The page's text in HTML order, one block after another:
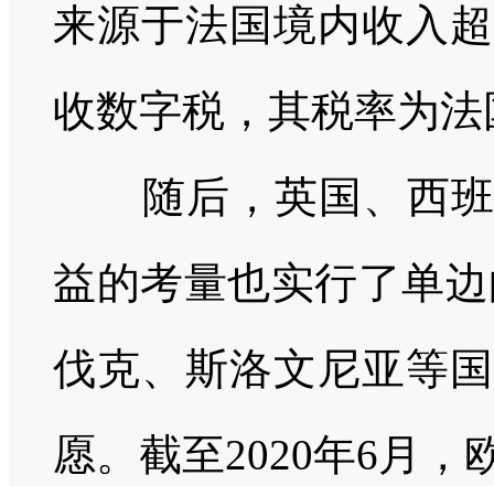
来源于法国境内收入
收数字税，其税率为
随后，英国、西
益的考量也实行了单
伐克、斯洛文尼亚等
愿。截至2020年6月，